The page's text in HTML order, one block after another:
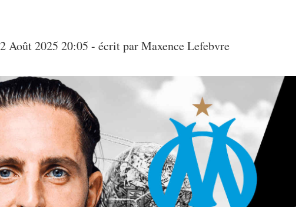
Août 2025 20:05 - écrit par Maxence Lefebvre